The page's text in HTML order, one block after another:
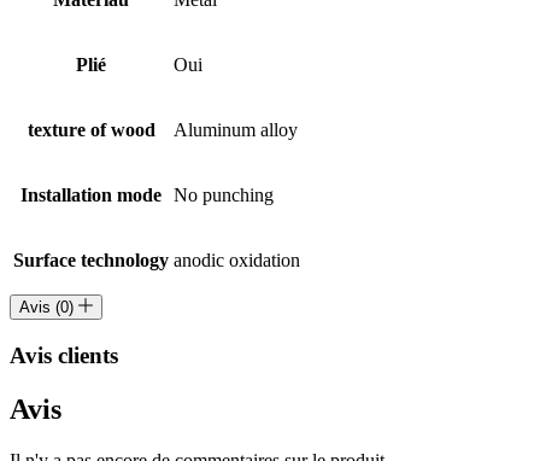
Plié Oui
texture of wood Aluminum alloy
Installation mode No punching
Surface technology anodic oxidation
Avis (0)
Avis clients
Avis